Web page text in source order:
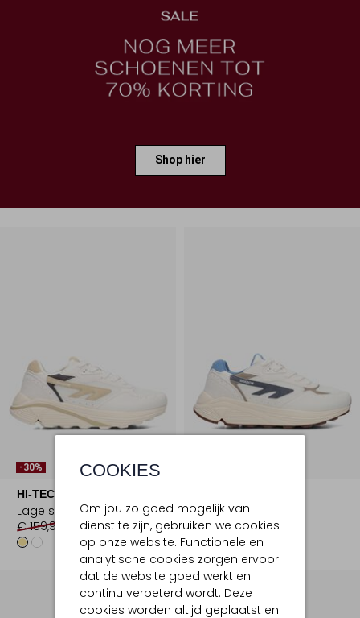
COOKIES
Om jou zo goed mogelijk van
dienst te zijn, gebruiken we cookies
op onze website. Functionele en
analytische cookies zorgen ervoor
dat de website goed werkt en
continu verbeterd wordt. Deze
cookies worden altijd geplaatst en
Shop hier
-30%
HI-TEC
Lage sneakers
€ 159,99
€ 111,99
Lage sneakers
€ 159,99 € 111,99